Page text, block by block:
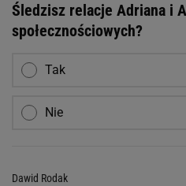
Śledzisz relacje Adriana i
społecznościowych?
Tak
Nie
Dawid Rodak